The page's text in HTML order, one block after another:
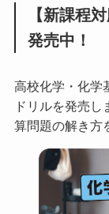
【新課程
発売中！
高校化学・化学
ドリルを発売
算問題の解き方